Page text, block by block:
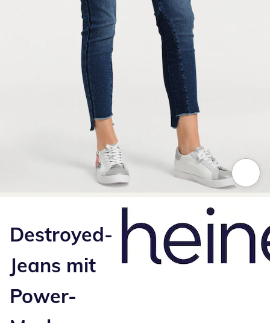
Destroyed-
Jeans mit
Power-